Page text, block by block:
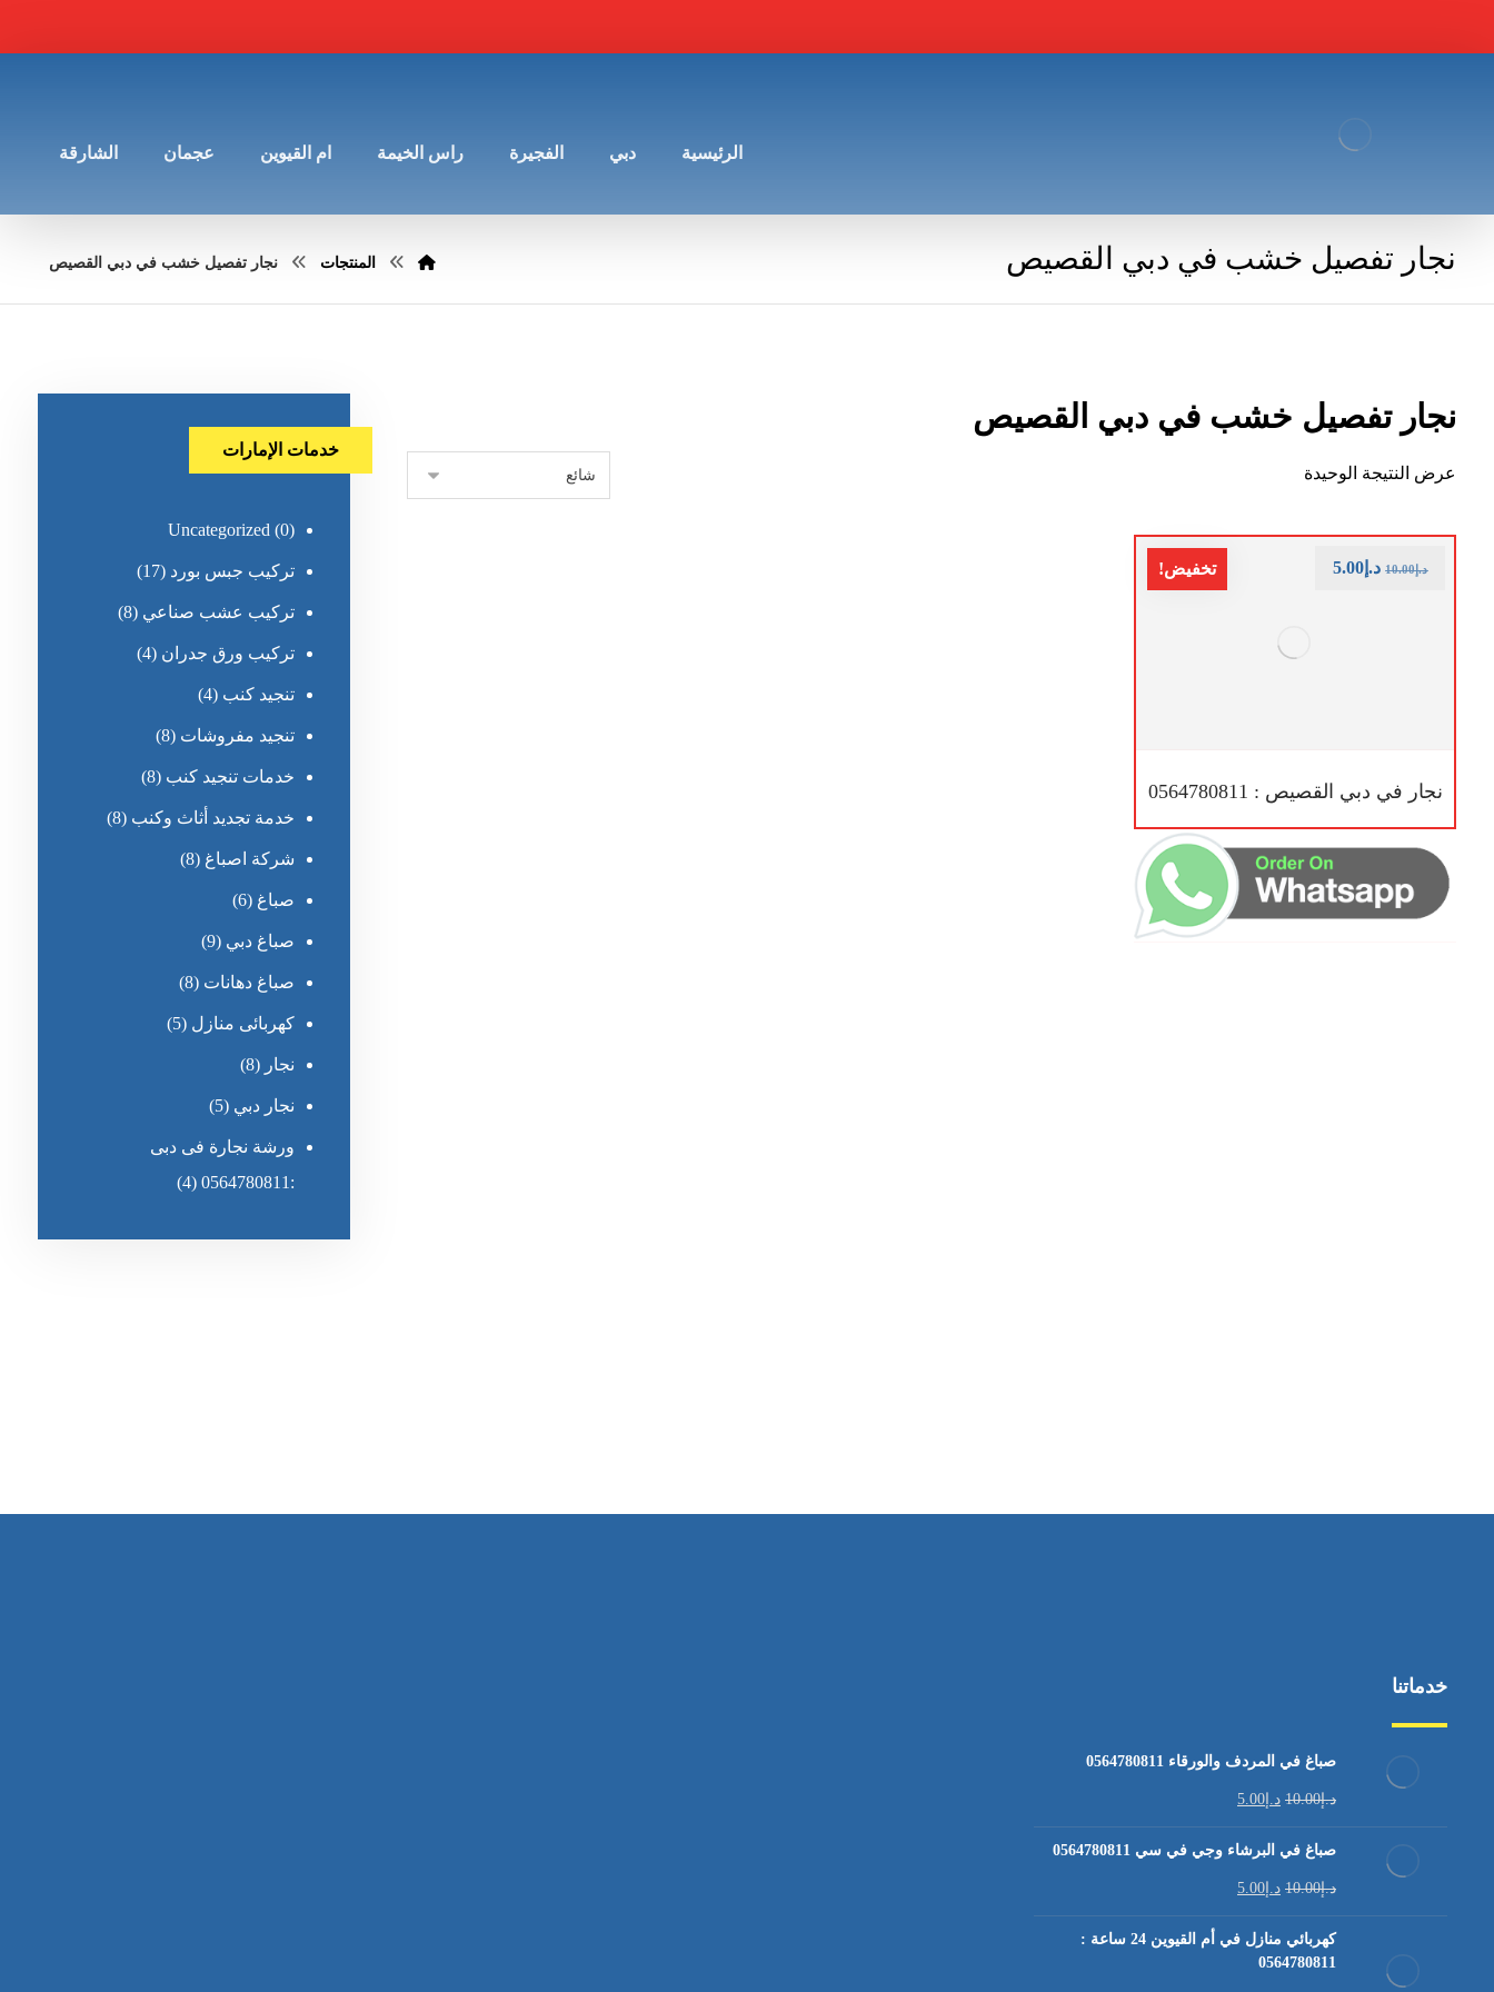
الرئيسية دبي الفجيرة راس الخيمة ام القيوين عجمان الشارقة
نجار تفصيل خشب في دبي القصيص المنتجات نجار تفصيل خشب في دبي القصيص
نجار تفصيل خشب في دبي القصيص
عرض النتيجة الوحيدة
تخفيض!
نجار في دبي القصيص : 0564780811
د.إ10.00 د.إ 5.00
خدمات الإمارات
Uncategorized (0)
تركيب جبس بورد (17)
تركيب عشب صناعي (8)
تركيب ورق جدران (4)
تنجيد كنب (4)
تنجيد مفروشات (8)
خدمات تنجيد كنب (8)
خدمة تجديد أثاث وكنب (8)
شركة اصباغ (8)
صباغ (6)
صباغ دبي (9)
صباغ دهانات (8)
كهربائى منازل (5)
نجار (8)
نجار دبي (5)
ورشة نجارة فى دبى
:0564780811
(4)
خدماتنا
صباغ في المردف والورقاء 0564780811
د.إ10.00 د.إ 5.00
صباغ في البرشاء وجي في سي 0564780811
د.إ10.00 د.إ 5.00
كهربائي منازل في أم القيوين 24 ساعة :
0564780811